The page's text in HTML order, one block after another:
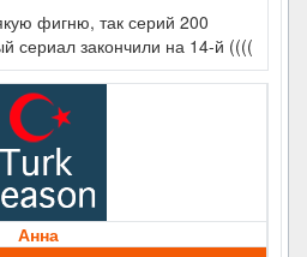
фигню, так серий 200
сериал закончили на 14-й ((((
Анна